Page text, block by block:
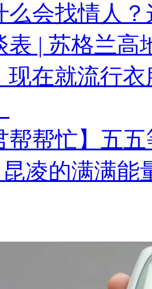
么会找情人
表 | 苏格兰
现在就流行
帮帮忙】五
凌的满满能